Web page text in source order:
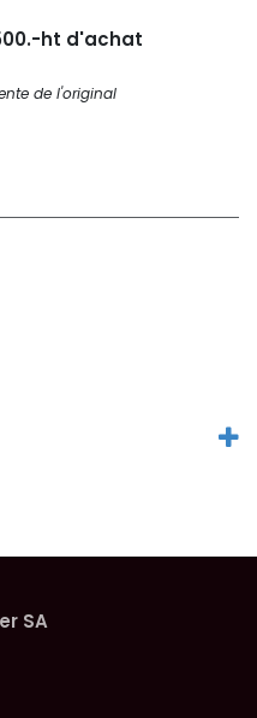
ht d'achat
de l'original
SA